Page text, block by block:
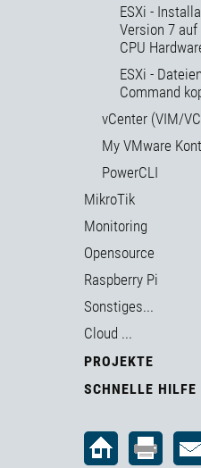
ESXi -
Version 7
CPU
ESXi -
Command
vCenter (VIM/
My VMware
PowerCLI
MikroTik
Monitoring
Opensource
Raspberry Pi
Sonstiges...
Cloud ...
PROJEKTE
SCHNELLE HILFE